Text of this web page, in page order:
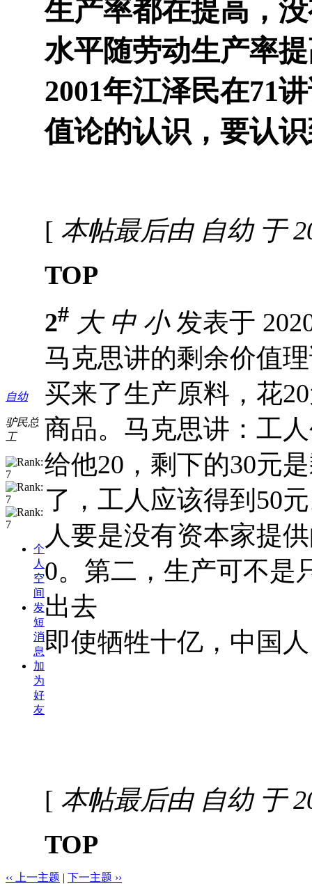
生产率都在提高，
水平随劳动生产率
2001年江泽民在71
值论的认识，要认
[ 本帖最后由 自幼 于
TOP
自幼
驴民总
工
个
人
空
间
发
短
消
息
加
为
好
友
2# 大 中 小发表于
马克思讲的剩余价值
买来了生产原料，花
商品。马克思讲：工
给他20，剩下的30元
了，工人应该得到50
人要是没有资本家提
0。第二，生产可不是
出去
即使牺牲十亿，中国
[ 本帖最后由 自幼 于
TOP
‹‹ 上一主题 | 下一主题 ››